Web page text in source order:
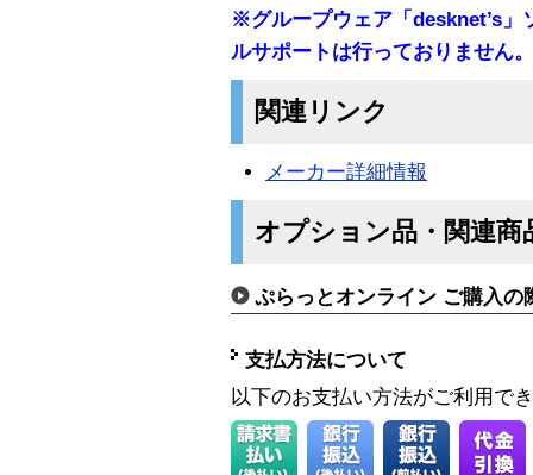
※グループウェア「desknet’s」
ルサポートは行っておりません
関連リンク
メーカー詳細情報
オプション品・関連商
ぷらっとオンライン ご購入の
支払方法について
以下のお支払い方法がご利用で